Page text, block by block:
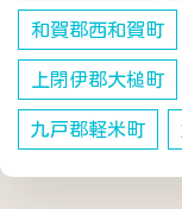
和賀郡西和賀町
上閉伊郡大槌町
九戸郡軽米町